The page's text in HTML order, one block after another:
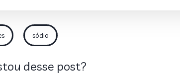
sódio
desse post?